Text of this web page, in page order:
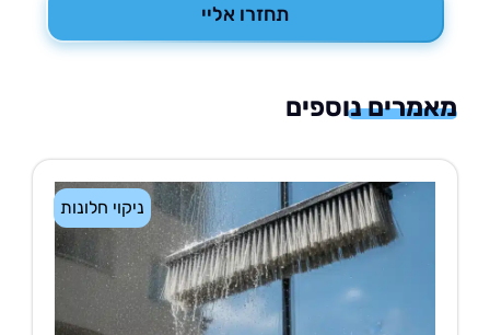
תחזרו אליי
נוספים
ניקוי חלונות